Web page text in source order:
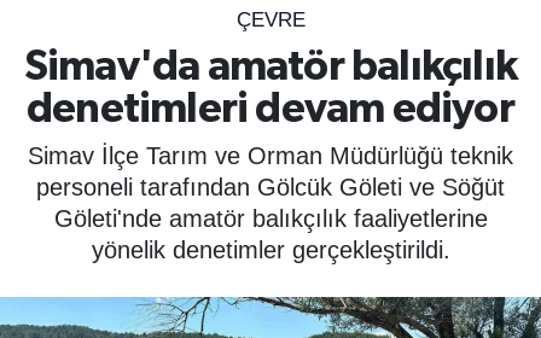
ÇEVRE
Simav'da amatör balıkçılık
denetimleri devam ediyor
Simav İlçe Tarım ve Orman Müdürlüğü teknik
personeli tarafından Gölcük Göleti ve Söğüt
Göleti'nde amatör balıkçılık faaliyetlerine
yönelik denetimler gerçekleştirildi.
ÇEVRE
YAŞAM
BİLİM - TEKNOLOJİ